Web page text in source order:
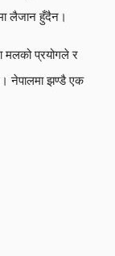
लैजान हुँदैन।
मलको प्रयोगले र
नेपालमा झण्डै एक